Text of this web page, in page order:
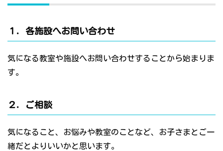
１．各施設へお問い合わせ
気になる教室や施設へお問い合わせすることから始まりま
す。
２．ご相談
気になること、お悩みや教室のことなど、お子さまとご一
緒だとよりいいかと思います。